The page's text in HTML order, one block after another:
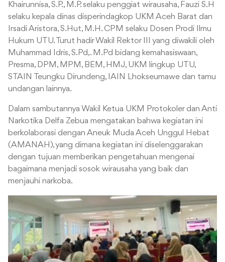
Khairunnisa, S.P., M.P. selaku penggiat wirausaha, Fauzi S.H
selaku kepala dinas disperindagkop UKM Aceh Barat dan
Irsadi Aristora, S.Hut, M.H. CPM selaku Dosen Prodi Ilmu
Hukum UTU. Turut hadir Wakil Rektor III yang diwakili oleh
Muhammad Idris, S.Pd,. M.Pd bidang kemahasiswaan,
Presma, DPM, MPM, BEM, HMJ, UKM lingkup UTU,
STAIN Teungku Dirundeng, IAIN Lhokseumawe dan tamu
undangan lainnya.
Dalam sambutannya Wakil Ketua UKM Protokoler dan Anti
Narkotika Delfa Zebua mengatakan bahwa kegiatan ini
berkolaborasi dengan Aneuk Muda Aceh Unggul Hebat
(AMANAH), yang dimana kegiatan ini diselenggarakan
dengan tujuan memberikan pengetahuan mengenai
bagaimana menjadi sosok wirausaha yang baik dan
menjauhi narkoba.